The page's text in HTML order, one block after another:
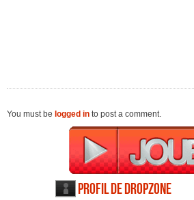
You must be logged in to post a comment.
Profil de Dropzone